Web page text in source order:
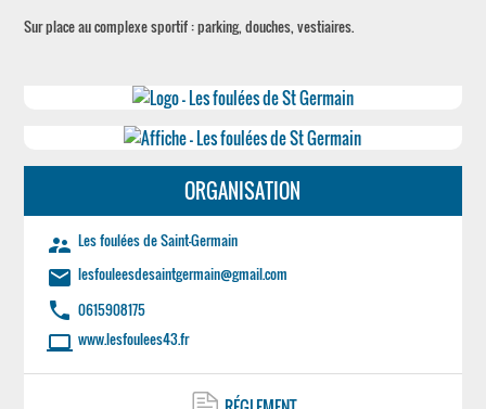
Sur place au complexe sportif : parking, douches, vestiaires.
ORGANISATION
supervisor_account Les foulées de Saint-Germain
email lesfouleesdesaintgermain@gmail.com
phone 0615908175
laptop www.lesfoulees43.fr